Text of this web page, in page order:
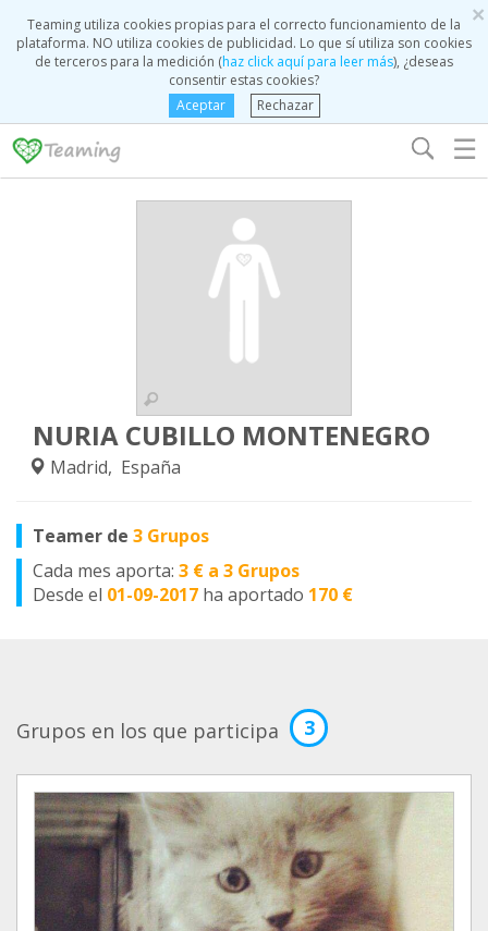
×
Teaming utiliza cookies propias para el correcto funcionamiento de la
plataforma. NO utiliza cookies de publicidad. Lo que sí utiliza son cookies
de terceros para la medición (haz click aquí para leer más), ¿deseas
consentir estas cookies?
Aceptar
Rechazar
☰
NURIA CUBILLO MONTENEGRO
Madrid, España
Teamer de 3 Grupos
Cada mes aporta: 3 € a 3 Grupos
Desde el 01-09-2017 ha aportado 170 €
Grupos en los que participa 3